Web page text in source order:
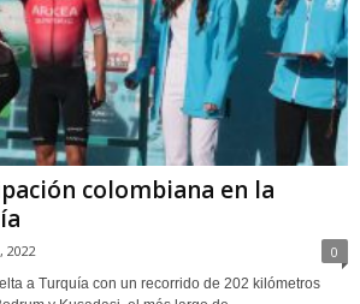
colombiana en la
2022 0
a Turquía con un recorrido de 202 kilómetros